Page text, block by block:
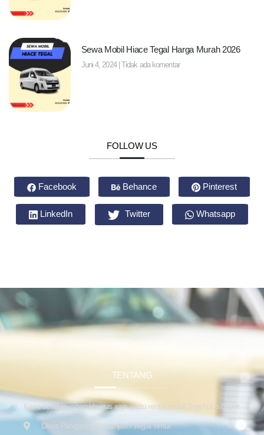
Sewa Mobil Hiace Tegal Harga Murah 2026
Juni 4, 2024 Tidak ada komentar
FOLLOW US
Facebook Behance Pinterest
LinkedIn Twitter Whatsapp
TENTANG
Kami sedia layanan khusus saja, yaitu rental mobil Tegal plus driver.
Desa Panggung Kepanjen - Tegal Timur